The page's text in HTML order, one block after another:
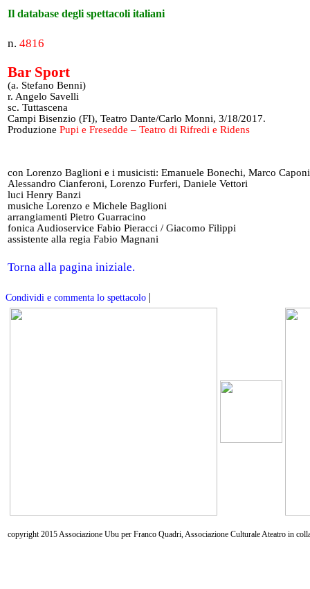
Il database degli spettacoli italiani
n. 4816
Bar Sport
(a. Stefano Benni)
r. Angelo Savelli
sc. Tuttascena
Campi Bisenzio (FI), Teatro Dante/Carlo Monni, 3/18/2017.
Produzione Pupi e Fresedde – Teatro di Rifredi e Ridens
con Lorenzo Baglioni e i musicisti: Emanuele Bonechi, Marco
Alessandro Cianferoni, Lorenzo Furferi, Daniele Vettori
luci Henry Banzi
musiche Lorenzo e Michele Baglioni
arrangiamenti Pietro Guarracino
fonica Audioservice Fabio Pieracci / Giacomo Filippi
assistente alla regia Fabio Magnani
Torna alla pagina iniziale.
Condividi e commenta lo spettacolo |
copyright 2015 Associazione Ubu per Franco Quadri, Associazione Culturale Ateatro in